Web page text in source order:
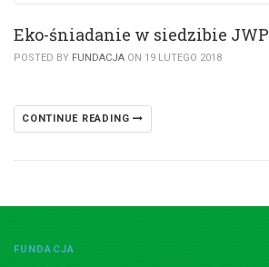
Eko-śniadanie w siedzibie JWP
POSTED BY FUNDACJA ON 19 LUTEGO 2018
CONTINUE READING
FUNDACJA